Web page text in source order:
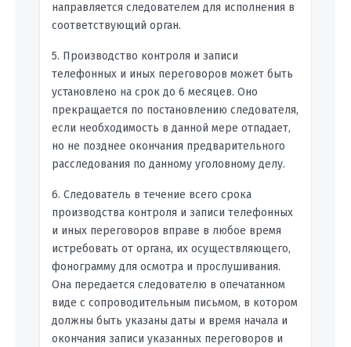
направляется следователем для исполнения в
соответствующий орган.
5. Производство контроля и записи
телефонных и иных переговоров может быть
установлено на срок до 6 месяцев. Оно
прекращается по постановлению следователя,
если необходимость в данной мере отпадает,
но не позднее окончания предварительного
расследования по данному уголовному делу.
6. Следователь в течение всего срока
производства контроля и записи телефонных
и иных переговоров вправе в любое время
истребовать от органа, их осуществляющего,
фонограмму для осмотра и прослушивания.
Она передается следователю в опечатанном
виде с сопроводительным письмом, в котором
должны быть указаны даты и время начала и
окончания записи указанных переговоров и